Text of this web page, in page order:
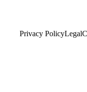
Privacy PolicyLegal